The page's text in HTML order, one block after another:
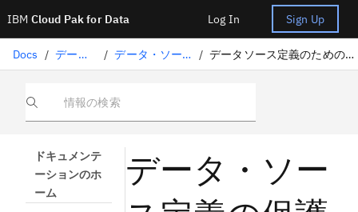
IBM Cloud Pak for Data Log In Sign Up
Docs / データの準備 / データ・ソース定義概要 / データソース定義のための保護ソリューション
情報の検索
ドキュメンテ
ーションのホ
ーム
データ・ソー